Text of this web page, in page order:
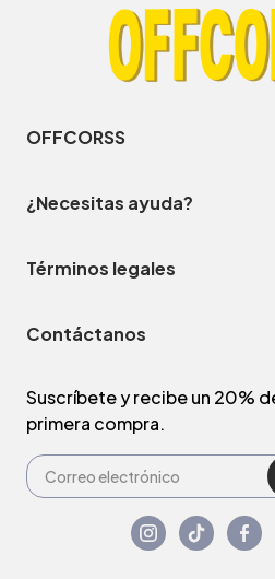
OFFCORSS
¿Necesitas ayuda?
Términos legales
Contáctanos
Suscríbete y recibe un 20%
primera compra.